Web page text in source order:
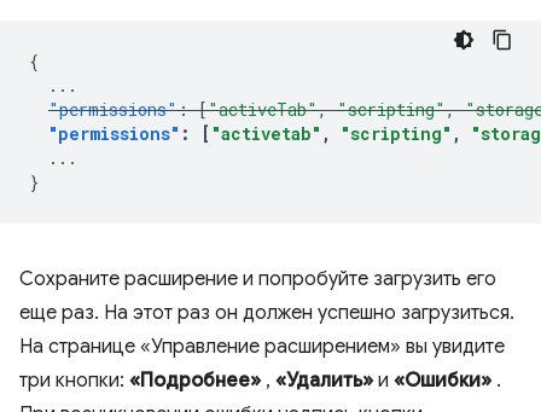
{
...
"permissions": ["activeTab", "scripting",
"permissions" : [ "activetab" , "scripting" ,
...
}
Сохраните расширение и попробуйте загрузить его
еще раз. На этот раз он должен успешно загрузиться.
На странице «Управление расширением» вы увидите
три кнопки: «Подробнее» , «Удалить» и «Ошибки» .